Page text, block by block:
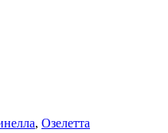
, Озелетта